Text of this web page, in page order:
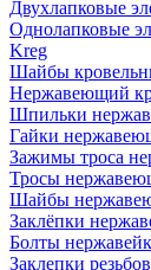
Двухлапковые
Однолапковые
Kreg
Шайбы
Нержавеющий
Шпильки
Гайки
Зажимы троса
Тросы
Шайбы
Заклёпки
Болты
Заклепки